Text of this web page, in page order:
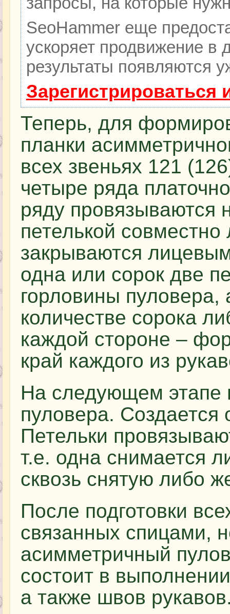
SeoHammer еще
ускоряет продвижение в
результаты появляются
Теперь, для
планки
всех звеньях 121
четыре ряда
ряду провязываются
петелькой
закрываются
одна или сорок две
горловины
количестве сорока
каждой стороне –
край каждого из
На следующем этапе
пуловера.
Петельки
т.е. одна снимается
сквозь снятую либо
После подготовки
связанных спицами,
асимметричный
состоит в
а также швов